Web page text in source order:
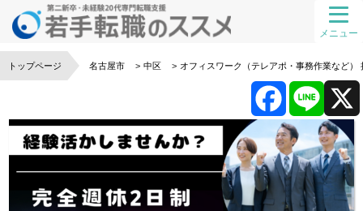
メニュー
トップページ 名古屋市 中区 オフィスワーク（テレアポ・事務作業など）
F
a
L